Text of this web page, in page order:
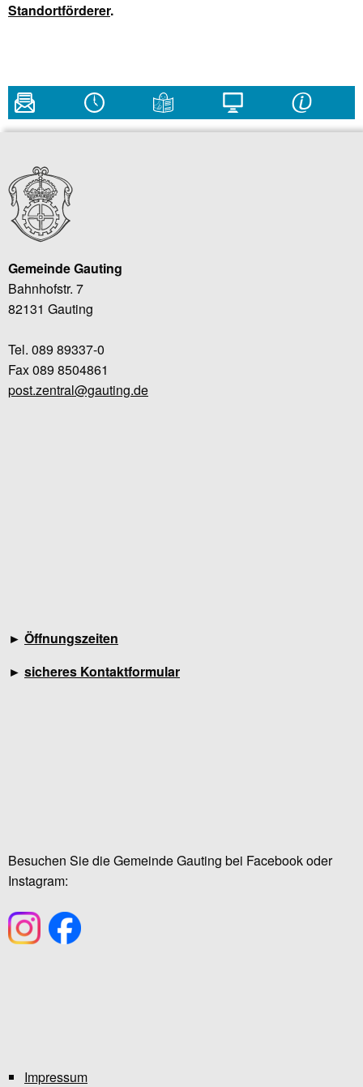
Standortförderer.
Gemeinde Gauting
Bahnhofstr. 7
82131 Gauting
Tel. 089 89337-0
Fax 089 8504861
post.zentral@gauting.de
► Öffnungszeiten
► sicheres Kontaktformular
Besuchen Sie die Gemeinde Gauting bei Facebook oder
Instagram:
Impressum